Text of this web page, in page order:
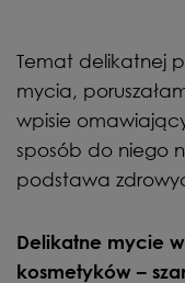
Temat delikatnej
mycia,
wpisie
sposób do niego
podstawa
Delikatne mycie
kosmetyków –